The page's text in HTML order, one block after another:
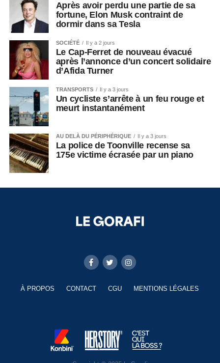
Après avoir perdu une partie de sa
fortune, Elon Musk contraint de
dormir dans sa Tesla
SOCIÉTÉ Il y a 2 jours
Le Cap-Ferret de nouveau évacué
après l’annonce d’un concert solidaire
d’Afida Turner
TRANSPORTS Il y a 3 jours
Un cycliste s’arrête à un feu rouge et
meurt instantanément
AU DELÀ DU PÉRIPHÉRIQUE Il y a 3 jours
La police de Toonville recense sa
175e victime écrasée par un piano
À PROPOS CONTACT CGU MENTIONS LÉGALES